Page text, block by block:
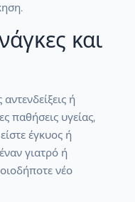
και
ή
παθήσεις υγείας,
έγκυος ή
γιατρό ή
νέο